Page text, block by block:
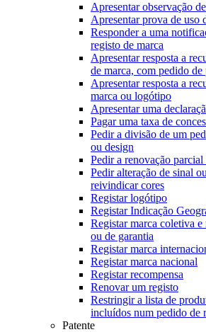
Apresentar observação
Apresentar prova de uso
Responder a uma
registo de marca
Apresentar resposta a
de marca, com pedido de
Apresentar resposta a
marca ou logótipo
Apresentar uma
Pagar uma taxa de
Pedir a divisão de um
ou design
Pedir a renovação parcial
Pedir alteração de sinal
reivindicar cores
Registar logótipo
Registar Indicação
Registar marca coletiva
ou de garantia
Registar marca
Registar marca nacional
Registar recompensa
Renovar um registo
Restringir a lista de
incluídos num pedido de
Patente